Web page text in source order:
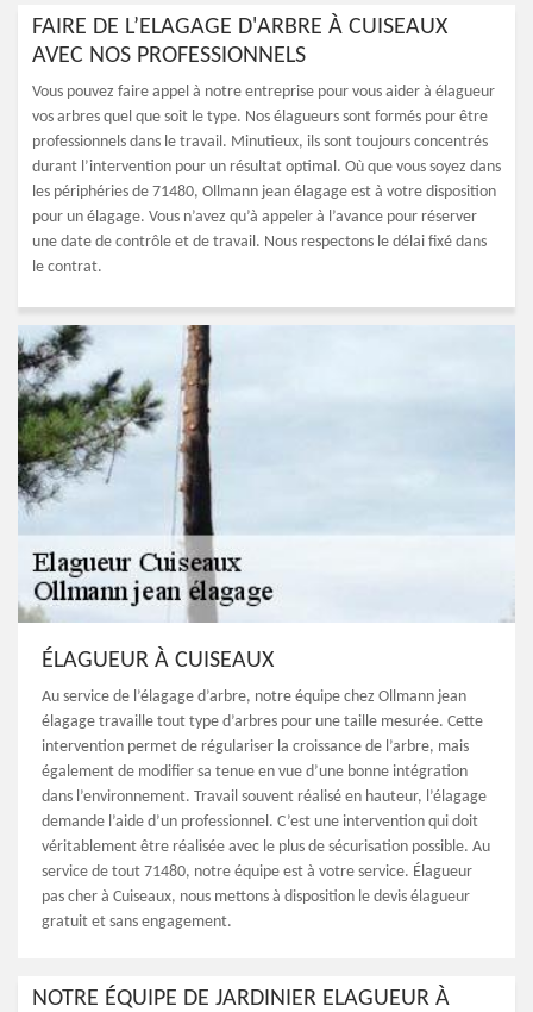
FAIRE DE L’ELAGAGE D'ARBRE À CUISEAUX
AVEC NOS PROFESSIONNELS
Vous pouvez faire appel à notre entreprise pour vous aider à élagueur
vos arbres quel que soit le type. Nos élagueurs sont formés pour être
professionnels dans le travail. Minutieux, ils sont toujours concentrés
durant l’intervention pour un résultat optimal. Où que vous soyez dans
les périphéries de 71480, Ollmann jean élagage est à votre disposition
pour un élagage. Vous n’avez qu’à appeler à l’avance pour réserver
une date de contrôle et de travail. Nous respectons le délai fixé dans
le contrat.
ÉLAGUEUR À CUISEAUX
Au service de l’élagage d’arbre, notre équipe chez Ollmann jean
élagage travaille tout type d’arbres pour une taille mesurée. Cette
intervention permet de régulariser la croissance de l’arbre, mais
également de modifier sa tenue en vue d’une bonne intégration
dans l’environnement. Travail souvent réalisé en hauteur, l’élagage
demande l’aide d’un professionnel. C’est une intervention qui doit
véritablement être réalisée avec le plus de sécurisation possible. Au
service de tout 71480, notre équipe est à votre service. Élagueur
pas cher à Cuiseaux, nous mettons à disposition le devis élagueur
gratuit et sans engagement.
NOTRE ÉQUIPE DE JARDINIER ELAGUEUR À